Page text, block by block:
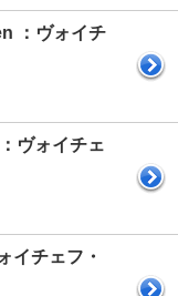
：ヴォイチ
ヴォイチェ
チェフ・